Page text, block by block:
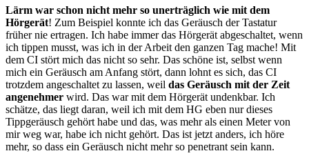
Lärm war schon nicht mehr so unerträglich wie mit dem
Hörgerät! Zum Beispiel konnte ich das Geräusch der Tastatur
früher nie ertragen. Ich habe immer das Hörgerät abgeschaltet, wenn
ich tippen musst, was ich in der Arbeit den ganzen Tag mache! Mit
dem CI stört mich das nicht so sehr. Das schöne ist, selbst wenn
mich ein Geräusch am Anfang stört, dann lohnt es sich, das CI
trotzdem angeschaltet zu lassen, weil das Geräusch mit der Zeit
angenehmer wird. Das war mit dem Hörgerät undenkbar. Ich
schätze, das liegt daran, weil ich mit dem HG eben nur dieses
Tippgeräusch gehört habe und das, was mehr als einen Meter von
mir weg war, habe ich nicht gehört. Das ist jetzt anders, ich höre
mehr, so dass ein Geräusch nicht mehr so penetrant sein kann.